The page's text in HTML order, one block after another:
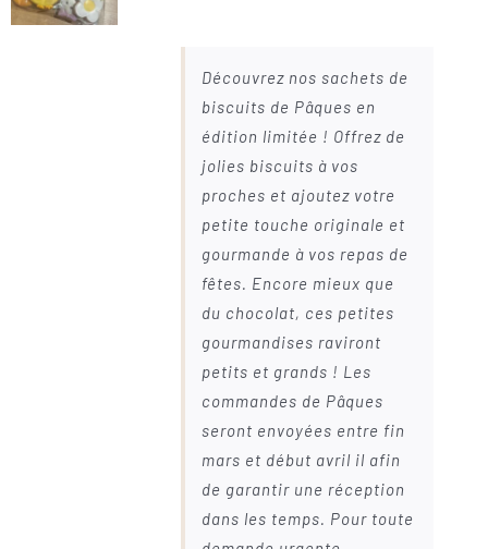
Découvrez nos sachets de
biscuits de Pâques en
édition limitée ! Offrez de
jolies biscuits à vos
proches et ajoutez votre
petite touche originale et
gourmande à vos repas de
fêtes. Encore mieux que
du chocolat, ces petites
gourmandises raviront
petits et grands ! Les
commandes de Pâques
seront envoyées entre fin
mars et début avril il afin
de garantir une réception
dans les temps. Pour toute